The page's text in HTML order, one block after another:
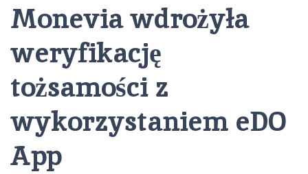
Monevia wdrożyła
weryfikację
tożsamości z
wykorzystaniem eDO
App